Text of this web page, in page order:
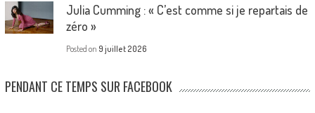
Julia Cumming : « C’est comme si je repartais de
zéro »
Posted on 9 juillet 2026
PENDANT CE TEMPS SUR FACEBOOK